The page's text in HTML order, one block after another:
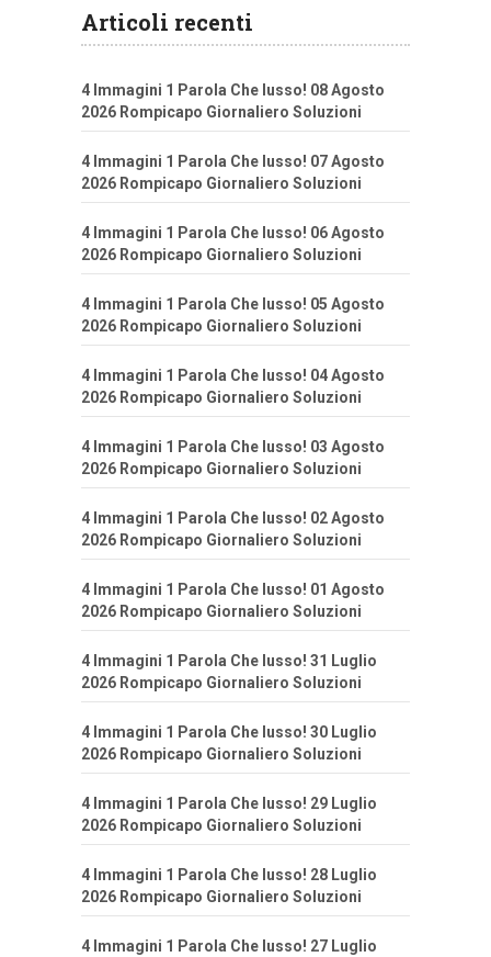
Articoli recenti
4 Immagini 1 Parola Che lusso! 08 Agosto
2026 Rompicapo Giornaliero Soluzioni
4 Immagini 1 Parola Che lusso! 07 Agosto
2026 Rompicapo Giornaliero Soluzioni
4 Immagini 1 Parola Che lusso! 06 Agosto
2026 Rompicapo Giornaliero Soluzioni
4 Immagini 1 Parola Che lusso! 05 Agosto
2026 Rompicapo Giornaliero Soluzioni
4 Immagini 1 Parola Che lusso! 04 Agosto
2026 Rompicapo Giornaliero Soluzioni
4 Immagini 1 Parola Che lusso! 03 Agosto
2026 Rompicapo Giornaliero Soluzioni
4 Immagini 1 Parola Che lusso! 02 Agosto
2026 Rompicapo Giornaliero Soluzioni
4 Immagini 1 Parola Che lusso! 01 Agosto
2026 Rompicapo Giornaliero Soluzioni
4 Immagini 1 Parola Che lusso! 31 Luglio
2026 Rompicapo Giornaliero Soluzioni
4 Immagini 1 Parola Che lusso! 30 Luglio
2026 Rompicapo Giornaliero Soluzioni
4 Immagini 1 Parola Che lusso! 29 Luglio
2026 Rompicapo Giornaliero Soluzioni
4 Immagini 1 Parola Che lusso! 28 Luglio
2026 Rompicapo Giornaliero Soluzioni
4 Immagini 1 Parola Che lusso! 27 Luglio